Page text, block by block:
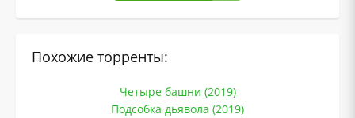
Похожие торренты:
Четыре башни (2019)
Подсобка дьявола (2019)